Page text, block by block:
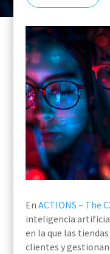
En ACTIONS – The
inteligencia
en la que las
clientes y